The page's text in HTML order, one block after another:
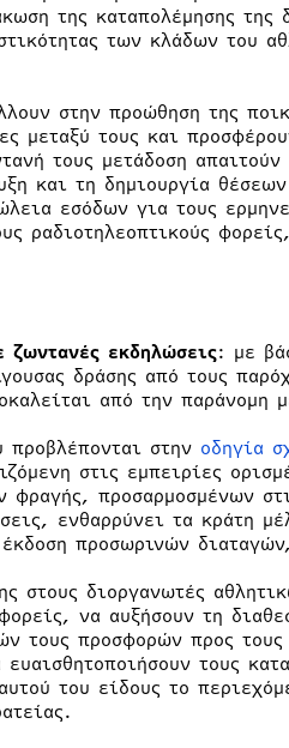
της καταπολέμησης της
των κλάδων του
στην προώθηση της
μεταξύ τους και
τους μετάδοση απαιτούν
και τη δημιουργία
εσόδων για τους
ραδιοτηλεοπτικούς
ζωντανές εκδηλώσεις: με
δράσης από τους
από την παράνομη
στην οδηγία
στις εμπειρίες
προσαρμοσμένων
ενθαρρύνει τα κράτη
προσωρινών
στους διοργανωτές
να αυξήσουν τη
τους προσφορών προς τους
τους
του είδους το